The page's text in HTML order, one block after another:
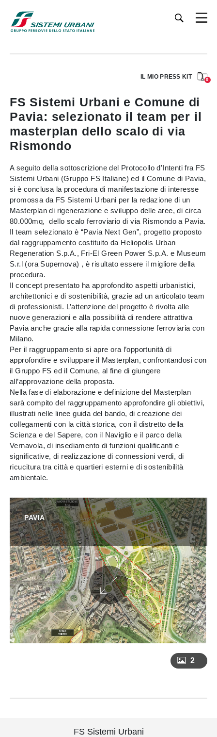
IL MIO PRESS KIT 0
FS Sistemi Urbani e Comune di
Pavia: selezionato il team per il
masterplan dello scalo di via
Rismondo
A seguito della sottoscrizione del Protocollo d’Intenti fra FS
Sistemi Urbani (Gruppo FS Italiane) ed il Comune di Pavia,
si è conclusa la procedura di manifestazione di interesse
promossa da FS Sistemi Urbani per la redazione di un
Masterplan di rigenerazione e sviluppo delle aree, di circa
80.000mq, dello scalo ferroviario di via Rismondo a Pavia.
Il team selezionato è “Pavia Next Gen”, progetto proposto
dal raggruppamento costituito da Heliopolis Urban
Regeneration S.p.A., Fri-El Green Power S.p.A. e Museum
S.r.l (ora Supernova) , è risultato essere il migliore della
procedura.
Il concept presentato ha approfondito aspetti urbanistici,
architettonici e di sostenibilità, grazie ad un articolato team
di professionisti. L’attenzione del progetto è rivolta alle
nuove generazioni e alla possibilità di rendere attrattiva
Pavia anche grazie alla rapida connessione ferroviaria con
Milano.
Per il raggruppamento si apre ora l’opportunità di
approfondire e sviluppare il Masterplan, confrontandosi con
il Gruppo FS ed il Comune, al fine di giungere
all’approvazione della proposta.
Nella fase di elaborazione e definizione del Masterplan
sarà compito del raggruppamento approfondire gli obiettivi,
illustrati nelle linee guida del bando, di creazione dei
collegamenti con la città storica, con il distretto della
Scienza e del Sapere, con il Naviglio e il parco della
Vernavola, di insediamento di funzioni qualificanti e
significative, di realizzazione di connessioni verdi, di
ricucitura tra città e quartieri esterni e di sostenibilità
ambientale.
PAVIA
2
FS Sistemi Urbani